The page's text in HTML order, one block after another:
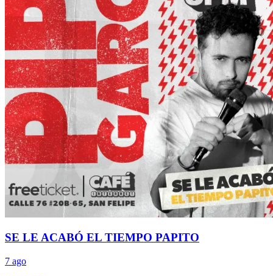
SE LE ACABÓ EL TIEMPO PAPITO
7 ago